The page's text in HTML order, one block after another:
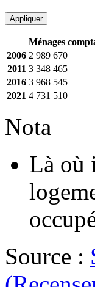
Appliquer
Ménages
2006 2 989 670
2011 3 348 465
2016 3 968 545
2021 4 731 510
Nota
Là où
Source :